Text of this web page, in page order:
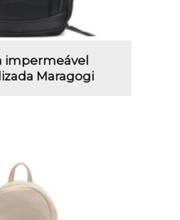
impermeável
Maragogi